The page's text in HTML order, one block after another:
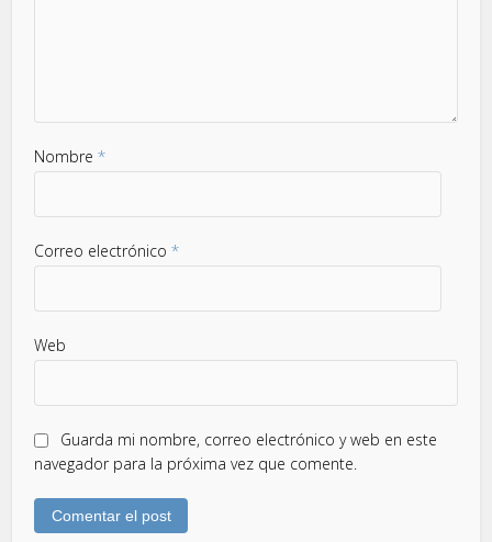
Nombre*
Correo electrónico*
Web
Guarda mi nombre, correo electrónico y web en este
navegador para la próxima vez que comente.